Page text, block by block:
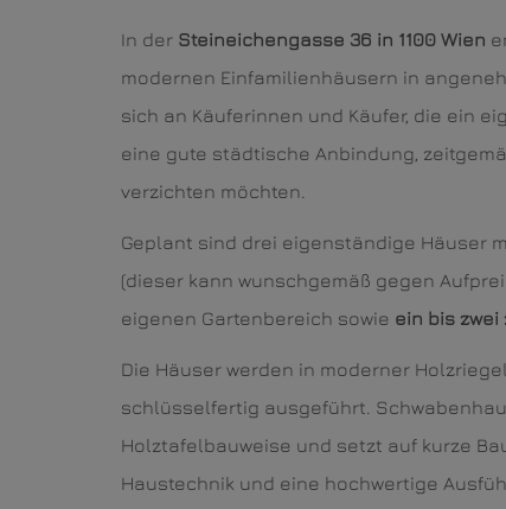
In der Steineichengasse 36 in 1100 Wien
modernen Einfamilienhäusern in
sich an Käuferinnen und Käufer, die ein
eine gute städtische Anbindung,
verzichten möchten.
Geplant sind drei eigenständige Häuser
(dieser kann wunschgemäß gegen
eigenen Gartenbereich sowie ein bis
Die Häuser werden in moderner
schlüsselfertig ausgeführt.
Holztafelbauweise und setzt auf kurze
Haustechnik und eine hochwertige